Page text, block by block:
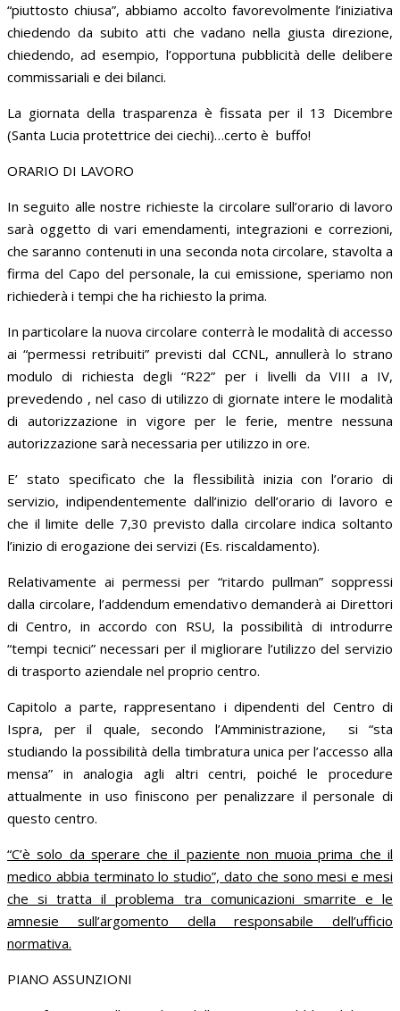
“piuttosto chiusa”, abbiamo accolto favorevolmente l’iniziativa
chiedendo da subito atti che vadano nella giusta direzione,
chiedendo, ad esempio, l’opportuna pubblicità delle delibere
commissariali e dei bilanci.
La giornata della trasparenza è fissata per il 13 Dicembre
(Santa Lucia protettrice dei ciechi)…certo è buffo!
ORARIO DI LAVORO
In seguito alle nostre richieste la circolare sull’orario di lavoro
sarà oggetto di vari emendamenti, integrazioni e correzioni,
che saranno contenuti in una seconda nota circolare, stavolta a
firma del Capo del personale, la cui emissione, speriamo non
richiederà i tempi che ha richiesto la prima.
In particolare la nuova circolare conterrà le modalità di accesso
ai “permessi retribuiti” previsti dal CCNL, annullerà lo strano
modulo di richiesta degli “R22” per i livelli da VIII a IV,
prevedendo , nel caso di utilizzo di giornate intere le modalità
di autorizzazione in vigore per le ferie, mentre nessuna
autorizzazione sarà necessaria per utilizzo in ore.
E’ stato specificato che la flessibilità inizia con l’orario di
servizio, indipendentemente dall’inizio dell’orario di lavoro e
che il limite delle 7,30 previsto dalla circolare indica soltanto
l’inizio di erogazione dei servizi (Es. riscaldamento).
Relativamente ai permessi per “ritardo pullman” soppressi
dalla circolare, l’addendum emendativo demanderà ai Direttori
di Centro, in accordo con RSU, la possibilità di introdurre
“tempi tecnici” necessari per il migliorare l’utilizzo del servizio
di trasporto aziendale nel proprio centro.
Capitolo a parte, rappresentano i dipendenti del Centro di
Ispra, per il quale, secondo l’Amministrazione, si “sta
studiando la possibilità della timbratura unica per l’accesso alla
mensa” in analogia agli altri centri, poiché le procedure
attualmente in uso finiscono per penalizzare il personale di
questo centro.
“C’è solo da sperare che il paziente non muoia prima che il
medico abbia terminato lo studio”, dato che sono mesi e mesi
che si tratta il problema tra comunicazioni smarrite e le
amnesie sull’argomento della responsabile dell’ufficio
normativa.
PIANO ASSUNZIONI